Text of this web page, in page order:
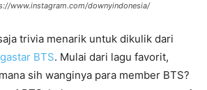
www.instagram.com/downyindonesia/
trivia menarik untuk dikulik dari
BTS. Mulai dari lagu favorit,
sih wanginya para member BTS?